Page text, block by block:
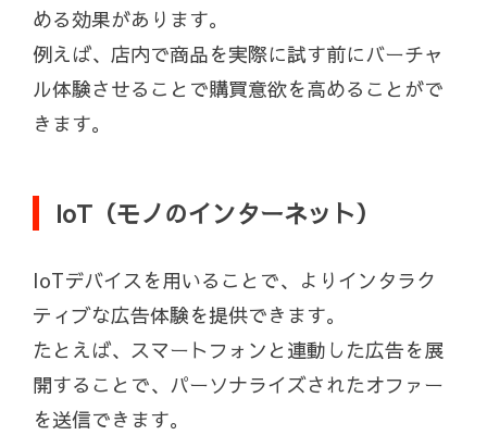
める効果があります。
例えば、店内で商品を実際に試す前にバーチャ
ル体験させることで購買意欲を高めることがで
きます。
IoT（モノのインターネット）
IoTデバイスを用いることで、よりインタラク
ティブな広告体験を提供できます。
たとえば、スマートフォンと連動した広告を展
開することで、パーソナライズされたオファー
を送信できます。